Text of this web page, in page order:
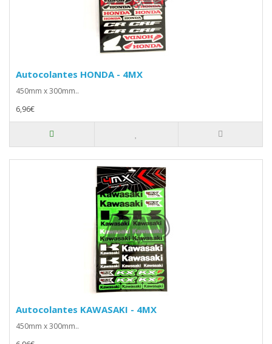
Autocolantes HONDA - 4MX
450mm x 300mm..
6,96€
Autocolantes KAWASAKI - 4MX
450mm x 300mm..